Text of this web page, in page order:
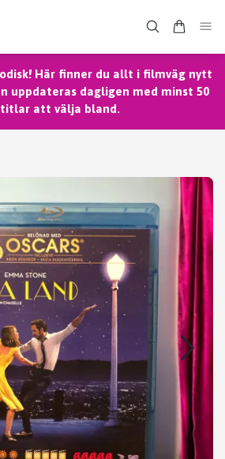
Här finner du allt i filmväg nytt
uppdateras dagligen med minst 50
titlar att välja bland.